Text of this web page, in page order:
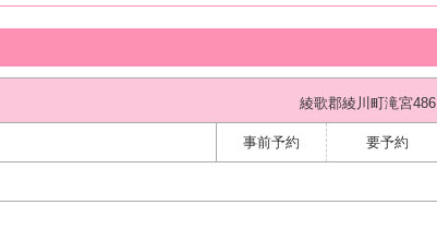
綾歌郡綾川町滝宮486
事前予約 要予約